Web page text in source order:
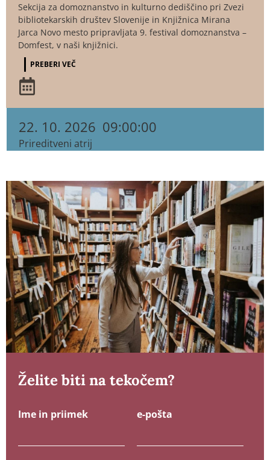
Sekcija za domoznanstvo in kulturno dediščino pri Zvezi
bibliotekarskih društev Slovenije in Knjižnica Mirana
Jarca Novo mesto pripravljata 9. festival domoznanstva –
Domfest, v naši knjižnici.
PREBERI VEČ
22. 10. 2026 09:00:00
Prireditveni atrij
Želite biti na tekočem?
Ime in priimek e-pošta